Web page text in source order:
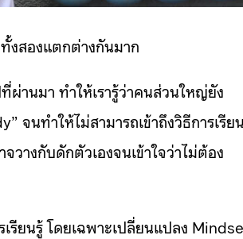
งสองแตกต่างกันมาก
ผ่านมา ทำให้เรารู้ว่าคนส่วนใหญ่ยัง
จนทำให้ไม่สามารถเข้าถึงวิธีการเรีย
างกับดักตัวเองจนเข้าใจว่าไม่ต้อง
รียนรู้ โดยเฉพาะเปลี่ยนแปลง